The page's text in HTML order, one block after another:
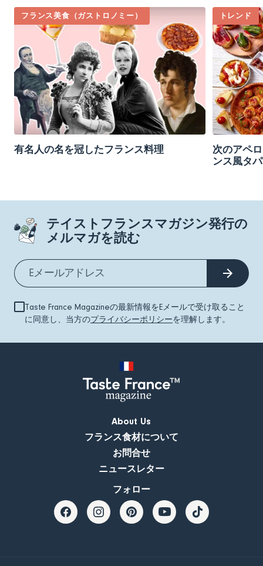
フランス美食（ガストロノミー）
有名人の名を冠したフランス料理
トレンド
次のアペ
ンス風タ
テイストフランスマガジン発行の
メルマガを読む
Taste France Magazineの最新情報をEメールで受け取ること
に同意し、当方のプライバシーポリシーを理解します。
About Us
フランス食材について
お問合せ
ニュースレター
フォロー